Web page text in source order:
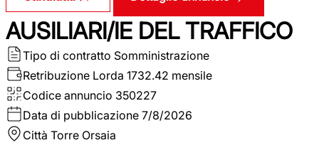
AUSILIARI/IE DEL TRAFFICO
Tipo di contratto Somministrazione
Retribuzione Lorda 1732.42 mensile
Codice annuncio 350227
Data di pubblicazione 7/8/2026
Città Torre Orsaia